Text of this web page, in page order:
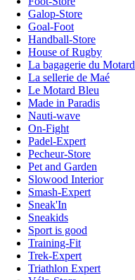
Galop-Store
Goal-Foot
Handball-Store
House of Rugby
La bagagerie du Motard
La sellerie de Maé
Le Motard Bleu
Made in Paradis
Nauti-wave
On-Fight
Padel-Expert
Pecheur-Store
Pet and Garden
Slowood Interior
Smash-Expert
Sneak'In
Sneakids
Sport is good
Training-Fit
Trek-Expert
Triathlon Expert